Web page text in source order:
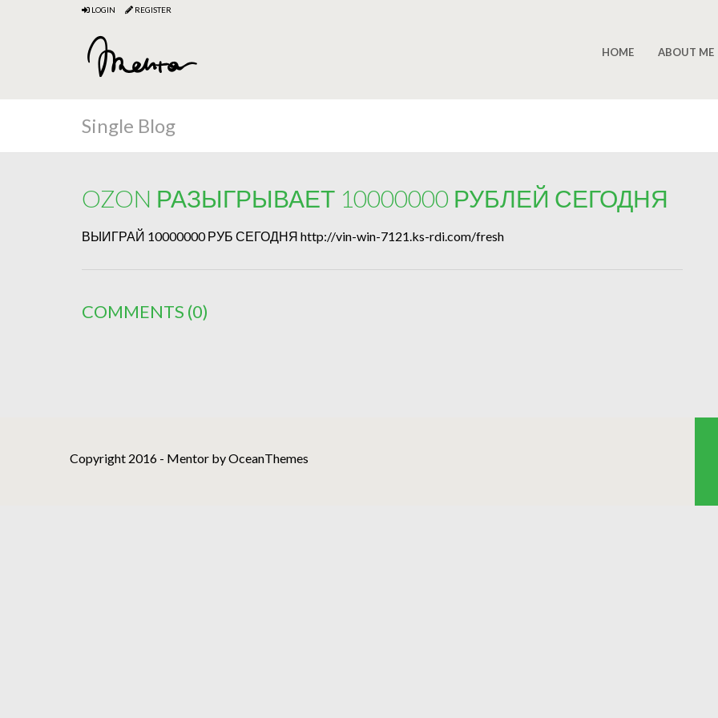
LOGIN REGISTER
HOME ABOUT ME
Single Blog
OZON РАЗЫГРЫВАЕТ 10000000 РУБЛЕЙ СЕГОДНЯ
ВЫИГРАЙ 10000000 РУБ СЕГОДНЯ http://vin-win-7121.ks-rdi.com/fresh
COMMENTS (0)
Copyright 2016 - Mentor by OceanThemes